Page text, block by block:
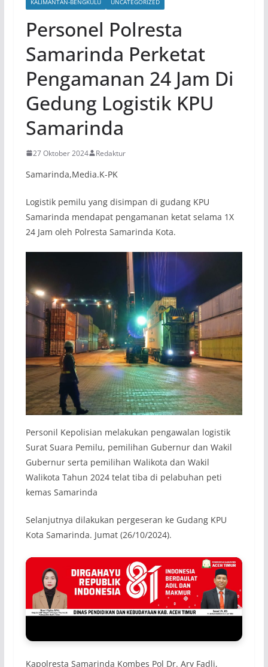
KALIMANTAN-BENGKULU UNCATEGORIZED
Personel Polresta
Samarinda Perketat
Pengamanan 24 Jam Di
Gedung Logistik KPU
Samarinda
27 Oktober 2024 Redaktur
Samarinda,Media.K-PK
Logistik pemilu yang disimpan di gudang KPU
Samarinda mendapat pengamanan ketat selama 1X
24 Jam oleh Polresta Samarinda Kota.
Personil Kepolisian melakukan pengawalan logistik
Surat Suara Pemilu, pemilihan Gubernur dan Wakil
Gubernur serta pemilihan Walikota dan Wakil
Walikota Tahun 2024 telat tiba di pelabuhan peti
kemas Samarinda
Selanjutnya dilakukan pergeseran ke Gudang KPU
Kota Samarinda. Jumat (26/10/2024).
Kapolresta Samarinda Kombes Pol Dr. Ary Fadli,